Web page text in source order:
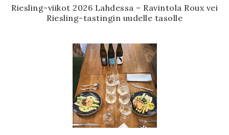
Riesling-viikot 2026 Lahdessa – Ravintola Roux vei
Riesling-tastingin uudelle tasolle